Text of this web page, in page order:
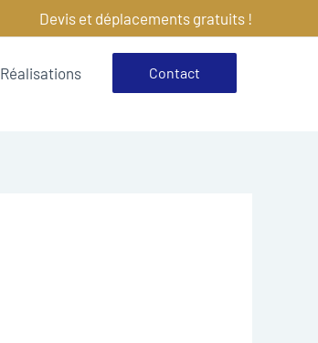
Devis et déplacements gratuits !
Réalisations Contact